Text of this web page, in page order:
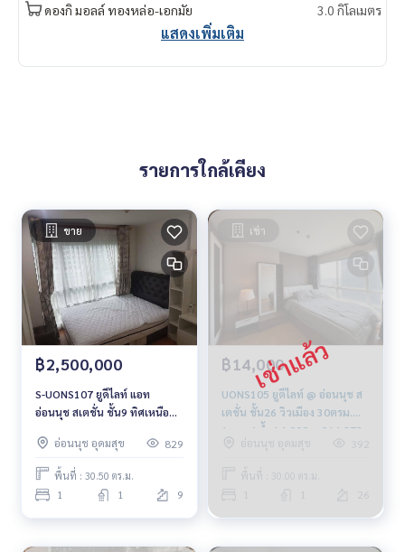
ดองกิ มอลล์ ทองหล่อ-เอกมัย
3.0 กิโลเมตร
แสดงเพิ่มเติม
รายการใกล้เคียง
ขาย
฿2,500,000
S-UONS107 ยูดีไลท์ แอท
อ่อนนุช สเตชั่น ชั้น9 ทิศเหนือ
064-959-8900
อ่อนนุช อุดมสุข 829
พื้นที่ : 30.50 ตร.ม.
1 1 9
เช่า
฿14,000
UONS105 ยูดีไลท์ @ อ่อนนุช ส
เตชั่น ชั้น26 วิวเมือง 30ตรม.
1นอน 1น้ำ 14,000บ. 064-878-
5283อ่อนนุช อุดมสุข 392
พื้นที่ : 30.00 ตร.ม.
26